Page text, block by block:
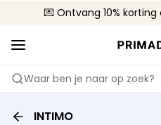
💌 Ontvang 10%
🚚 Gratis📦 Gratis
Waar ben je naar op zoek?
INTIMO